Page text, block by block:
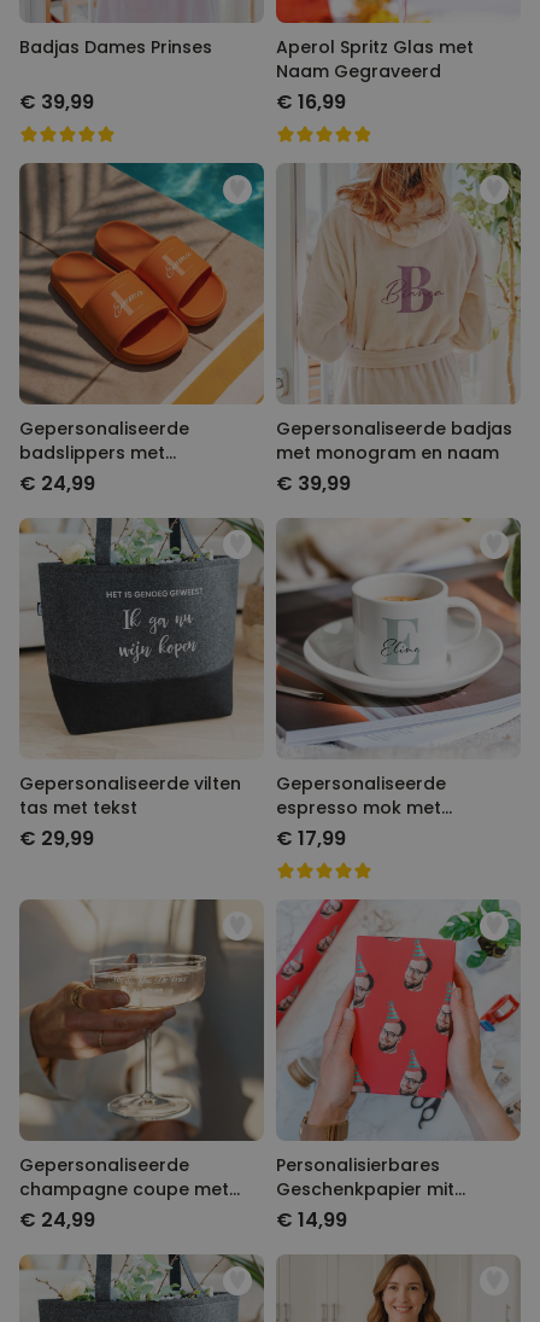
Badjas Dames Prinses
€ 39,99
Aperol Spritz Glas met
Naam Gegraveerd
€ 16,99
Gepersonaliseerde
badslippers met
monogram
€ 24,99
Gepersonaliseerde badjas
met monogram en naam
€ 39,99
Gepersonaliseerde vilten
tas met tekst
€ 29,99
Gepersonaliseerde
espresso mok met
monogram
€ 17,99
Gepersonaliseerde
champagne coupe met
tekst
€ 24,99
Personalisierbares
Geschenkpapier mit
Gesicht und Partyhut
€ 14,99